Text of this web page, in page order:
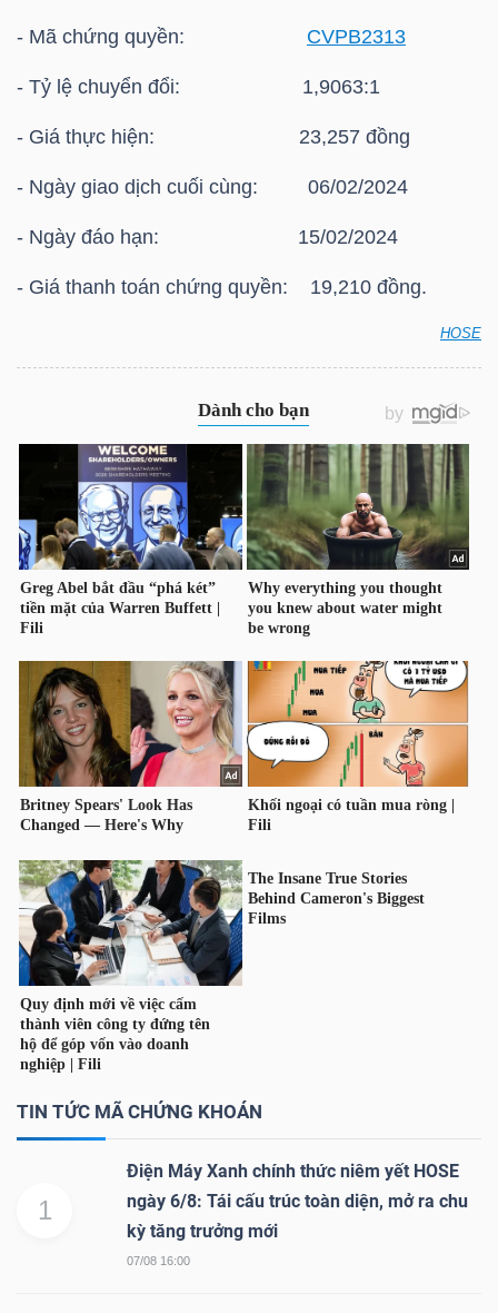
- Mã chứng quyền: CVPB2313
- Tỷ lệ chuyển đổi: 1,9063:1
- Giá thực hiện: 23,257 đồng
- Ngày giao dịch cuối cùng: 06/02/2024
- Ngày đáo hạn: 15/02/2024
- Giá thanh toán chứng quyền: 19,210 đồng.
HOSE
TIN TỨC MÃ CHỨNG KHOÁN
1
Điện Máy Xanh chính thức niêm yết HOSE
ngày 6/8: Tái cấu trúc toàn diện, mở ra chu
kỳ tăng trưởng mới
07/08 16:00
HÓA
KINH
ĐÔNG
DƯƠNG
TÀI
CHÍNH
CÁ
NHÂN
PHÂN
TÍCH
VIETSTOCKFINANCE
MÔ
NGÀNH